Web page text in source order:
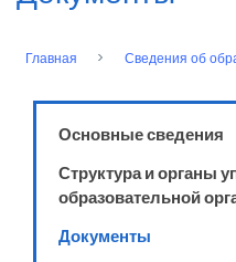
Строка
Главная Сведения об
Основные сведения
Структура и органы
образовательной
Документы